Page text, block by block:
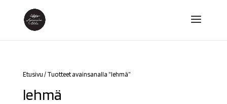
Etusivu / Tuotteet avainsanalla “lehmä”
lehmä